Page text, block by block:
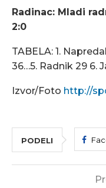
Radinac: Mladi
2:0
TABELA: 1.
36…5. Radnik 29 6.
Izvor/Foto http://
PODELI